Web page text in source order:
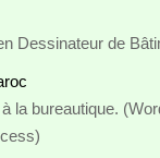
Dessinateur de
la bureautique.